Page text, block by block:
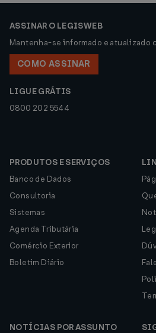
ASSINAR O LEGISWEB
Mantenha-se informado e atualizado
COMO ASSINAR
LIGUE GRÁTIS
0800 202 5544
PRODUTOS E SERVIÇOS
Banco de Dados
Consultoria
Sistemas
Agenda Tributária
Comércio Exterior
Boletim Diário
NOTÍCIAS POR ASSUNTO